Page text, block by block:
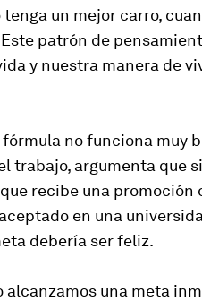
un mejor carro,
patrón de
y nuestra manera de
no funciona muy
trabajo, argumenta que
recibe una promoción
en una
debería ser feliz.
alcanzamos una meta